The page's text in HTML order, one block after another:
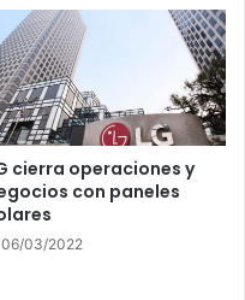
cierra operaciones y
con paneles
06/03/2022